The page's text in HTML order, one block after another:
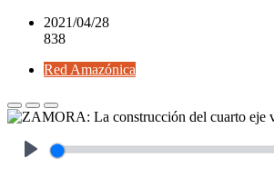
2021/04/28
838
Red Amazónica